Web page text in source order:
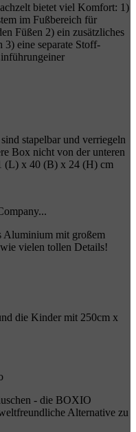
bietet viel Komfort: 1)
im Fußbereich für
Füßen 2) ein zusätzliches
3) eine separate Stoff-
stapelbar und verriegeln
Box nicht von der unteren
(L) x 40 (B) x 24 (H) cm
Aluminium mit großem
vielen tollen Details!
die Kinder mit 250cm x
- die BOXIO
Alternative zu